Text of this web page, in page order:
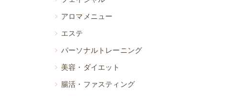
アロマメニュー
エステ
パーソナルトレーニング
美容・ダイエット
腸活・ファスティング